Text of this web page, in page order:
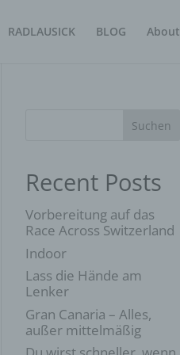
RADLAUSICK BLOG About
Suchen
Recent Posts
Vorbereitung auf das
Race Across Switzerland
Indoor
Lass die Hände am
Lenker
Gran Canaria – Alles,
außer mittelmäßig